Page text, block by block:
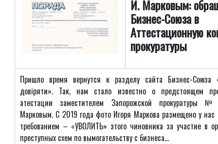
И. Марковым:
Бизнес-Союза в
Аттестационную
прокуратуры
Пришло время вернутся к разделу сайта Бизнес-Союза
довіряти». Так, нам стало известно о предстоящем
атестации заместителем Запорожской прокуратуры
Марковым. С 2019 года фото Игоря Маркова размещено у нас
требованием – «УВОЛИТЬ» этого чиновника за участие в
преступных схем по вымогательству с бизнеса...